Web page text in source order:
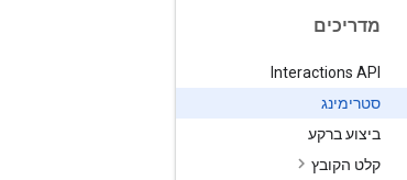
מדריכים
Interactions API
סטרימינג
ביצוע ברקע
קלט הקובץ